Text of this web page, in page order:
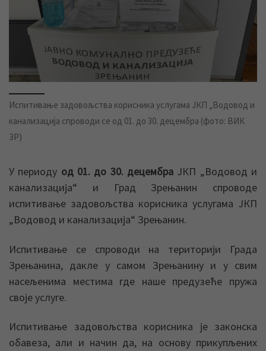
Испитивање задовољства корисника услугама ЈКП „Водовод и
канализација спроводи се од 01. до 30. децембра (фото: ВИК
ЗР)
У периоду од 01. до 30. децембра ЈКП „Водовод и
канализација“ и Град Зрењанин спроводе
испитивање задовољства корисника услугама ЈКП
„Водовод и канализација“ Зрењанин.
Испитивање се спроводи на територији Града
Зрењанина, дакле у самом Зрењанину и у свим
насељенима местима где наше предузеће пружа
своје услуге.
Испитивање задовољства корисника је законска
обавеза, али и начин да, на основу прикупљених